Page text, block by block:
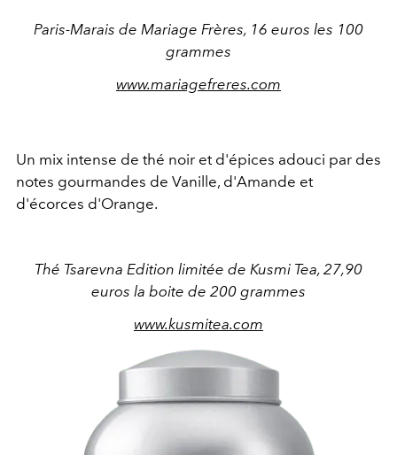
Paris-Marais de Mariage Frères, 16 euros les 100
grammes
www.mariagefreres.com
Un mix intense de thé noir et d'épices adouci par des
notes gourmandes de Vanille, d'Amande et
d'écorces d'Orange.
Thé Tsarevna Edition limitée de Kusmi Tea, 27,90
euros la boite de 200 grammes
www.kusmitea.com